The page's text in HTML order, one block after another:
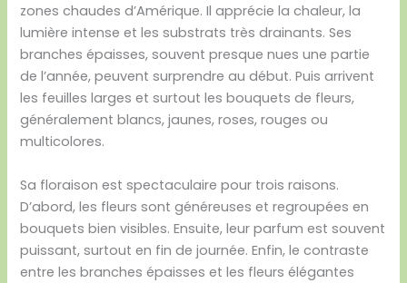
zones chaudes d’Amérique. Il apprécie la chaleur, la
lumière intense et les substrats très drainants. Ses
branches épaisses, souvent presque nues une partie
de l’année, peuvent surprendre au début. Puis arrivent
les feuilles larges et surtout les bouquets de fleurs,
généralement blancs, jaunes, roses, rouges ou
multicolores.
Sa floraison est spectaculaire pour trois raisons.
D’abord, les fleurs sont généreuses et regroupées en
bouquets bien visibles. Ensuite, leur parfum est souvent
puissant, surtout en fin de journée. Enfin, le contraste
entre les branches épaisses et les fleurs élégantes